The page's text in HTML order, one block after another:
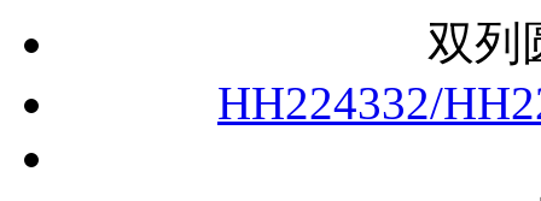
双列
HH224332/